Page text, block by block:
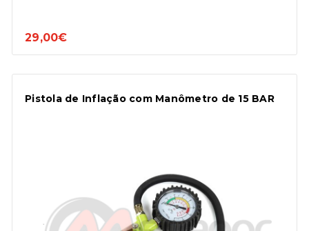
29,00€
Pistola de Inflação com Manômetro de 15 BAR